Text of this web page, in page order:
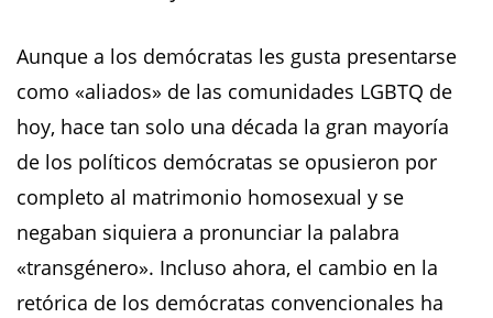
Aunque a los demócratas les gusta presentarse
como «aliados» de las comunidades LGBTQ de
hoy, hace tan solo una década la gran mayoría
de los políticos demócratas se opusieron por
completo al matrimonio homosexual y se
negaban siquiera a pronunciar la palabra
«transgénero». Incluso ahora, el cambio en la
retórica de los demócratas convencionales ha